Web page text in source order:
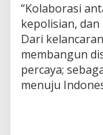
“Kolaborasi
kepolisian,
Dari
membangun
percaya;
menuju